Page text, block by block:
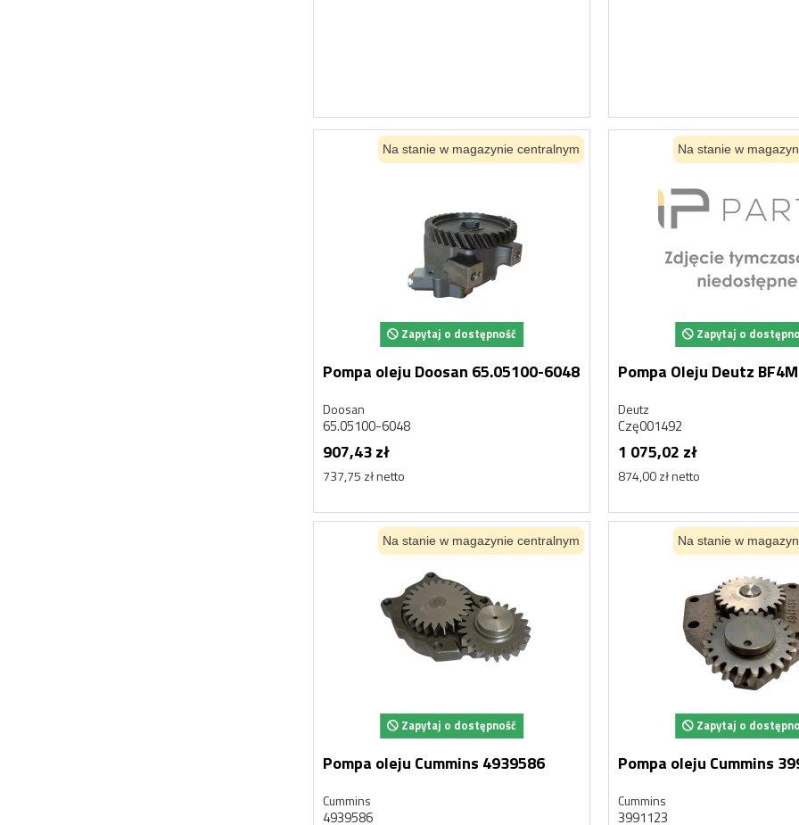
Na stanie w magazynie centralnym
Zapytaj o dostępność
Pompa oleju Doosan 65.05100-6048
Doosan
65.05100-6048
907,43 zł
737,75 zł netto
Na stanie w
Zapytaj o
Pompa Oleju Deutz
Deutz
Czę001492
1 075,02 zł
874,00 zł netto
Na stanie w magazynie centralnym
Zapytaj o dostępność
Pompa oleju Cummins 4939586
Cummins
4939586
Na stanie w
Zapytaj o
Pompa oleju Cummins
Cummins
3991123